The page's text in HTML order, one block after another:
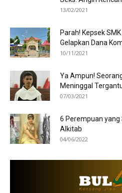
13/02/2021
Parah! Kepsek
Gelapkan Dana
10/11/2021
Ya Ampun!
Meninggal
07/03/2021
6 Perempuan
Alkitab
04/06/2022